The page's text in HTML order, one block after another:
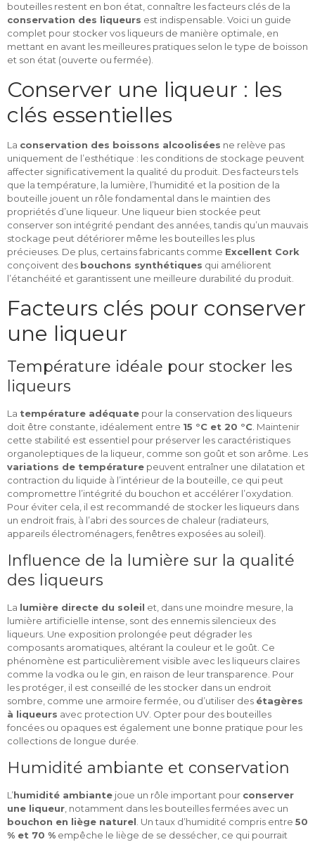
bouteilles restent en bon état, connaître les facteurs clés de la
conservation des liqueurs est indispensable. Voici un guide
complet pour stocker vos liqueurs de manière optimale, en
mettant en avant les meilleures pratiques selon le type de boisson
et son état (ouverte ou fermée).
Conserver une liqueur : les
clés essentielles
La conservation des boissons alcoolisées ne relève pas
uniquement de l’esthétique : les conditions de stockage peuvent
affecter significativement la qualité du produit. Des facteurs tels
que la température, la lumière, l’humidité et la position de la
bouteille jouent un rôle fondamental dans le maintien des
propriétés d’une liqueur. Une liqueur bien stockée peut
conserver son intégrité pendant des années, tandis qu’un mauvais
stockage peut détériorer même les bouteilles les plus
précieuses. De plus, certains fabricants comme Excellent Cork
conçoivent des bouchons synthétiques qui améliorent
l’étanchéité et garantissent une meilleure durabilité du produit.
Facteurs clés pour conserver
une liqueur
Température idéale pour stocker les
liqueurs
La température adéquate pour la conservation des liqueurs
doit être constante, idéalement entre 15 °C et 20 °C . Maintenir
cette stabilité est essentiel pour préserver les caractéristiques
organoleptiques de la liqueur, comme son goût et son arôme. Les
variations de température peuvent entraîner une dilatation et
contraction du liquide à l’intérieur de la bouteille, ce qui peut
compromettre l’intégrité du bouchon et accélérer l’oxydation.
Pour éviter cela, il est recommandé de stocker les liqueurs dans
un endroit frais, à l’abri des sources de chaleur (radiateurs,
appareils électroménagers, fenêtres exposées au soleil).
Influence de la lumière sur la qualité
des liqueurs
La lumière directe du soleil et, dans une moindre mesure, la
lumière artificielle intense, sont des ennemis silencieux des
liqueurs. Une exposition prolongée peut dégrader les
composants aromatiques, altérant la couleur et le goût. Ce
phénomène est particulièrement visible avec les liqueurs claires
comme la vodka ou le gin, en raison de leur transparence. Pour
les protéger, il est conseillé de les stocker dans un endroit
sombre, comme une armoire fermée, ou d’utiliser des étagères
à liqueurs avec protection UV. Opter pour des bouteilles
foncées ou opaques est également une bonne pratique pour les
collections de longue durée.
Humidité ambiante et conservation
L’humidité ambiante joue un rôle important pour conserver
une liqueur , notamment dans les bouteilles fermées avec un
bouchon en liège naturel . Un taux d’humidité compris entre 50
% et 70 % empêche le liège de se dessécher, ce qui pourrait